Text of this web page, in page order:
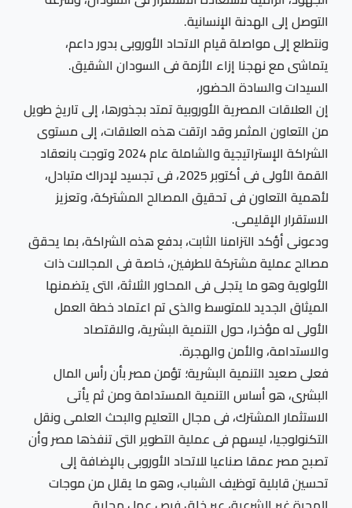
التوصل إلى الهدنة الإنسانية.
ونتطلع إلى مواصلة قيام الاتحاد الأوروبى بدور داعم،
يتماشى مع نهجنا إزاء الأزمة فى السودان الشقيق.
السيدات والسادة الحضور،
إن العلاقات المصرية الأوروبية تمتد بجذورها، إلى تاريخ طويل
من التعاون المثمر وقد ارتقت هذه العلاقات، إلى مستوى
الشراكة الإستراتيجية والشاملة عام 2024 وتوجت بانعقاد
القمة الأولى فى أكتوبر 2025، فى تجسيد لإدراك متبادل،
لأهمية التعاون فى تحقيق المصالح المشتركة، وتعزيز
الاستقرار الإقليمى.
ودعونى أؤكد التزامنا الثابت، بدفع هذه الشراكة، بما يحقق
مصالح عملية مشتركة للطرفين، خاصة فى المجالات ذات
الأولوية وهو ما يتجلى فى المحاور الثلاثة، التى يتضمنها
الميثاق الجديد للمتوسط والذى تم اعتماد خطة العمل
الأولى له مؤخرا، حول التنمية البشرية، والاقتصاد
والاستدامة، والأمن والهجرة.
فعلى صعيد التنمية البشرية؛ تؤمن مصر بأن رأس المال
البشرى، هو أساس التنمية المستدامة ومن ثم يأتى
الاستثمار المشترك، فى مجال التعليم والبحث العلمى ونقل
التكنولوجيا، ليسهم فى عملية التطوير التى تنفذها مصر وأن
تصبح مصر عمقا صناعيا للاتحاد الأوروبى بالإضافة إلى
تحسين قابلية توظيف الشباب، وهو ما يقلل من موجات